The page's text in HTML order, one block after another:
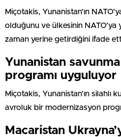
Miçotakis, Yunanistan’ın
olduğunu ve ülkesinin
zaman yerine getirdiğini ifade
Yunanistan
programı uyguluyor
Miçotakis, Yunanistan’ın silahlı
avroluk bir modernizasyon
Macaristan